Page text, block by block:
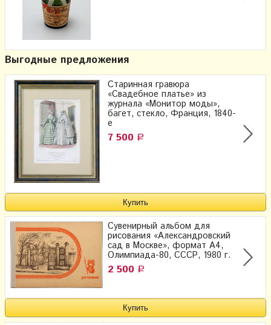
Выгодные предложения
Старинная гравюра
«Свадебное платье» из
журнала «Монитор моды»,
багет, стекло, Франция, 1840-
е
7 500 Р
Сувенирный альбом для
рисования «Александровский
сад в Москве», формат А4,
Олимпиада-80, СССР, 1980 г.
2 500 Р